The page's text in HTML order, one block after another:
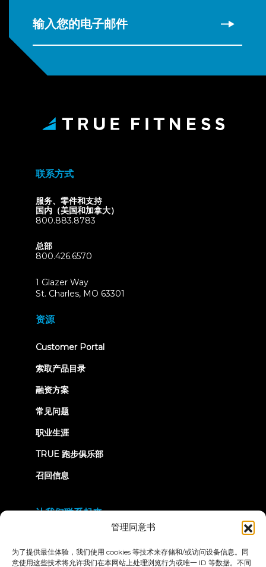
管理同意书
为了提供最佳体验，我们使用 cookies 等技术来存储和/或访问设备信息。同
意使用这些技术将允许我们在本网站上处理浏览行为或唯一 ID 等数据。不同
输入您的电子邮件
联系方式
服务、零件和支持
国内（美国和加拿大）
800.883.8783
总部
800.426.6570
1 Glazer Way
St. Charles, MO 63301
资源
Customer Portal(opens
索取产品目录
融资方案
常见问题
职业生涯
TRUE 跑步俱乐部
召回信息
让我们联系起来